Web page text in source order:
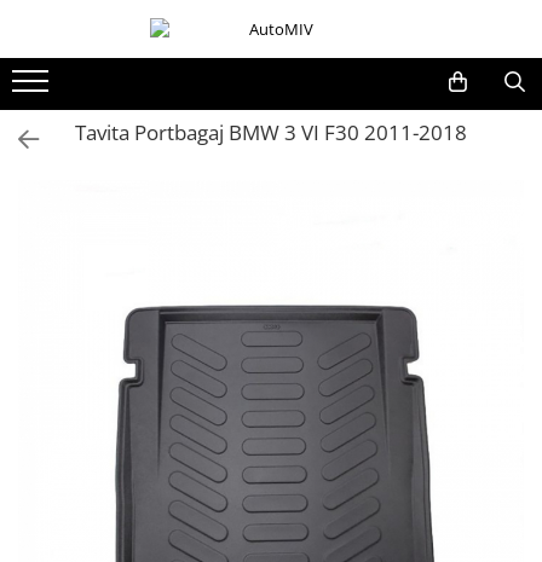
Oferta Saptamanii
Seturi Butoane
Butoane Blocare/Deblocare
Buton Frana
Buton Clapeta Rezervor
Buton Portbagaj
Alte Butoane/Comutatoare
Butoane Semnalizare
Tavita Portbagaj BMW 3 VI F30 2011-2018